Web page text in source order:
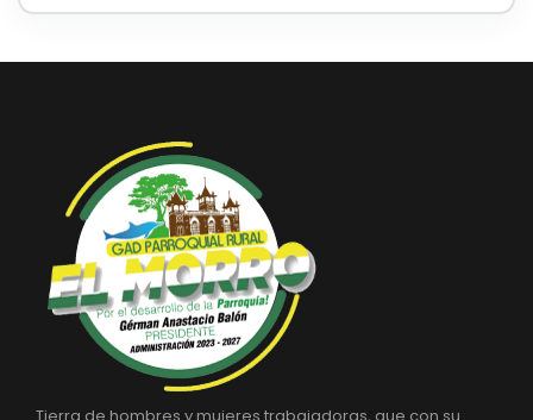
Procesos de contratación
Ejecución Presupuestaria